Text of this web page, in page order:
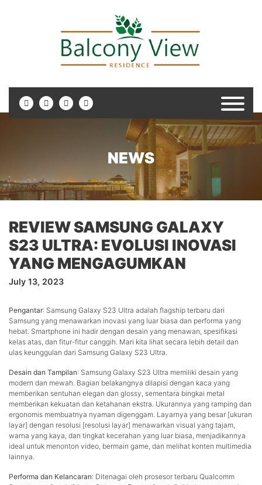
NEWS
REVIEW SAMSUNG GALAXY
S23 ULTRA: EVOLUSI INOVASI
YANG MENGAGUMKAN
July 13, 2023
Pengantar: Samsung Galaxy S23 Ultra adalah flagship terbaru dari
Samsung yang menawarkan inovasi yang luar biasa dan performa yang
hebat. Smartphone ini hadir dengan desain yang menawan, spesifikasi
kelas atas, dan fitur-fitur canggih. Mari kita lihat secara lebih detail dan
ulas keunggulan dari Samsung Galaxy S23 Ultra.
Desain dan Tampilan: Samsung Galaxy S23 Ultra memiliki desain yang
modern dan mewah. Bagian belakangnya dilapisi dengan kaca yang
memberikan sentuhan elegan dan glossy, sementara bingkai metal
memberikan kekuatan dan ketahanan ekstra. Ukurannya yang ramping dan
ergonomis membuatnya nyaman digenggam. Layarnya yang besar [ukuran
layar] dengan resolusi [resolusi layar] menawarkan visual yang tajam,
warna yang kaya, dan tingkat kecerahan yang luar biasa, menjadikannya
ideal untuk menonton video, bermain game, dan melihat konten multimedia
lainnya.
Performa dan Kelancaran: Ditenagai oleh prosesor terbaru Qualcomm